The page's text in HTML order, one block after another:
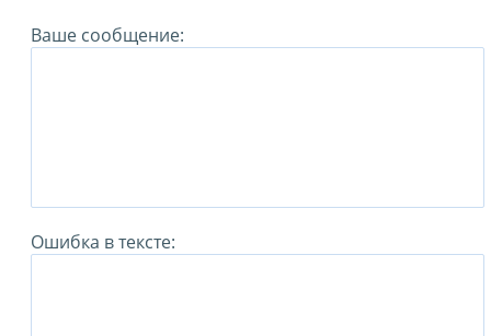
Ваше сообщение:
Ошибка в тексте: